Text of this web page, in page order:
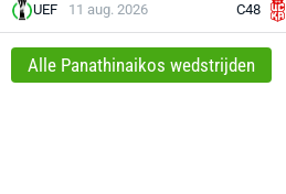
UEF 11 aug. 2026 C48
Alle Panathinaikos wedstrijden